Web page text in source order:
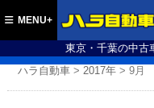
東京・千葉の中古
MENU+
ハラ自動車 >2017年 >9月